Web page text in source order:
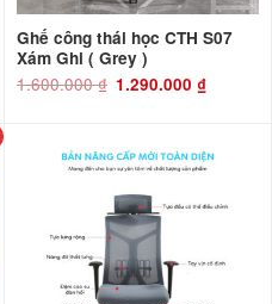
Ghế công thái học CTH S07
Xám Ghi ( Grey )
1.600.000₫ Giá
gốc
1.290.000₫Giá
hiện